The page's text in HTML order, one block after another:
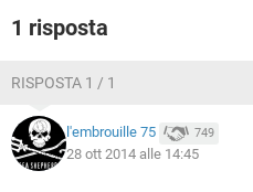
1 risposta
RISPOSTA 1 / 1
l'embrouille 75 749
28 ott 2014 alle 14:45